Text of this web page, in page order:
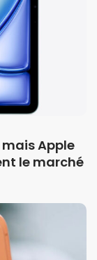
mais Apple
le marché